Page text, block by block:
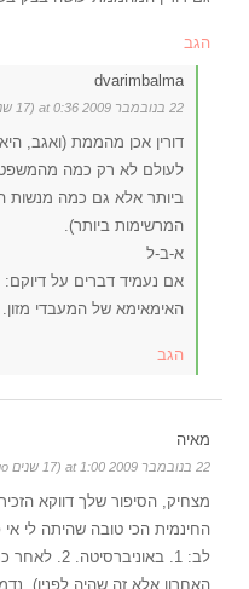
הגב
dvarimbalma
22 בנובמבר 2009 at 0:36 (17 שנים ago)
דורין אכן מהממת (ואגב,
לעולם לא רק כמה
ביותר אלא גם כמה מנשות
המרשימות ביותר).
א-ב-ל
אם נעמיד דברים על דיוקם:
האימאימא של המעבדי מזון.
הגב
מאיה
22 בנובמבר 2009 at 1:00 (17 שנים ago)
מצחיק, הסיפור שלך דווקא הזכיר
החינמית הכי טובה שהיתה לי
לב: 1.
האחרון אלא זה שהיה לפניו).